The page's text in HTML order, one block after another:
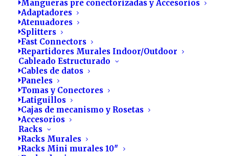
Mangueras pre conectorizadas y Accesorios
Adaptadores
Atenuadores
Splitters
Fast Connectors
Repartidores Murales Indoor/Outdoor
Cableado Estructurado
Cables de datos
Paneles
Tomas y Conectores
Latiguillos
Cajas de mecanismo y Rosetas
Accesorios
Racks
Racks Murales
Racks Mini murales 10″
Téster